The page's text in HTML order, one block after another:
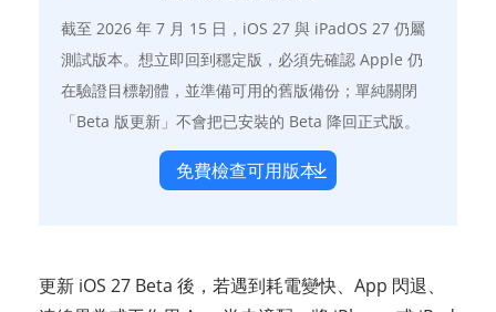
截至 2026 年 7 月 15 日，iOS 27 與 iPadOS 27 仍屬
測試版本。想立即回到穩定版，必須先確認 Apple 仍
在驗證目標韌體，並準備可用的舊版備份；單純關閉
「Beta 版更新」不會把已安裝的 Beta 降回正式版。
免費檢查可用版本
更新 iOS 27 Beta 後，若遇到耗電變快、App 閃退、